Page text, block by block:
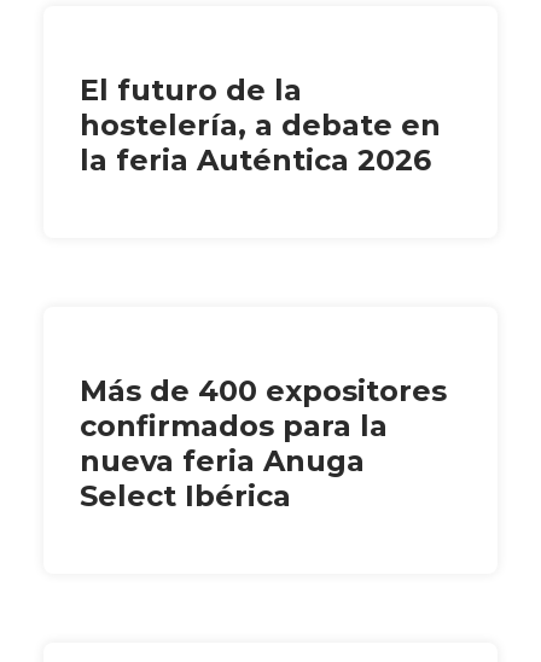
El futuro de la
hostelería, a debate en
la feria Auténtica 2026
Más de 400 expositores
confirmados para la
nueva feria Anuga
Select Ibérica